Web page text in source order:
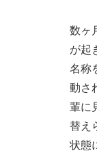
数ヶ
が起
名称
動さ
輩に
替え
状態